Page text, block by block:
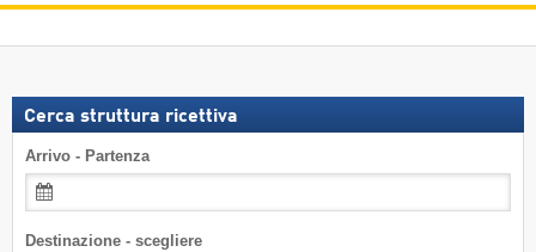
Cerca struttura ricettiva
Arrivo - Partenza
Destinazione - scegliere